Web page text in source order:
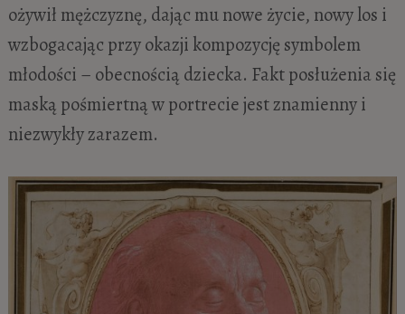
ożywił mężczyznę, dając mu nowe życie, nowy los i
wzbogacając przy okazji kompozycję symbolem
młodości – obecnością dziecka. Fakt posłużenia się
maską pośmiertną w portrecie jest znamienny i
niezwykły zarazem.